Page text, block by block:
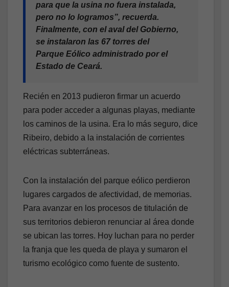
para que la usina no fuera instalada,
pero no lo logramos”, recuerda.
Finalmente, con el aval del Gobierno,
se instalaron las 67 torres del
Parque Eólico administrado por el
Estado de Ceará.
Recién en 2013 pudieron firmar un acuerdo
para poder acceder a algunas playas, mediante
los caminos de la usina. Era lo más seguro, dice
Ribeiro, debido a la instalación de corrientes
eléctricas subterráneas.
Con la instalación del parque eólico perdieron
lugares cargados de afectividad, de memorias.
Para avanzar en los procesos de titulación de
sus territorios debieron renunciar al área donde
se ubican las torres. Hoy luchan para no perder
la franja que les queda de playa y sumaron el
turismo ecológico como fuente de sustento.